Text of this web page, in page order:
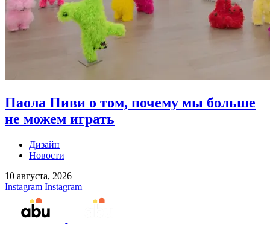
Паола Пиви о том, почему мы больше
не можем играть
Дизайн
Новости
10 августа, 2026
Instagram Instagram